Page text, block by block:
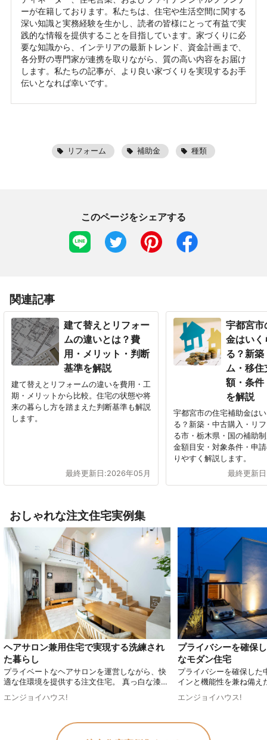
ーが在籍しております。私たちは、住宅や生活空間に関する
深い知識と実務経験を生かし、読者の皆様にとって有益で実
践的な情報を提供することを目指しています。家づくりに必
要な知識から、インテリアの最新トレンド、資金計画まで、
各分野の専門家が連携を取りながら、質の高い内容をお届け
します。私たちの記事が、より良い家づくりを実現するお手
伝いとなれば幸いです。
リフォーム 補助金 種類
このページをシェアする
関連記事
建て替えとリフォー
ムの違いとは？費
用・メリット・判断
基準を解説
建て替えとリフォームの違いを費用・工
期・メリットから比較。住宅の状態や将
来の暮らし方を踏まえた判断基準も解説
します。
最終更新日:2026年05月
宇都宮市
金はいく
る？新
ム・移
額・条件
を解説
宇都宮市の住宅補助金は
る？新築・中古購入・リ
る市・栃木県・国の補助
金額目安・対象条件・申
りやすく解説します。
最終更新
おしゃれな注文住宅実例集
ヘアサロン兼用住宅で実現する洗練され
た暮らし
プライベートなヘアサロンを運営しながら、快
適な住環境を提供する注文住宅。 真っ白な漆喰
級感のあるデザインです。セカンドリビングと
だわりを感じさせる空間が広がります。居住性
と機能性のバランスが取れた理想の住まいで
エンジョイハウス!
プライバシーを確保
なモダン住宅
プライバシーを確保した
インと機能性を兼ね備え
キッチンなど、随所にこ
スペースを設け、明るく
現。都市部でもプライ
エンジョイハウス!